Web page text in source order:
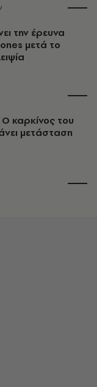
την έρευνα
μετά το
καρκίνος του
μετάσταση